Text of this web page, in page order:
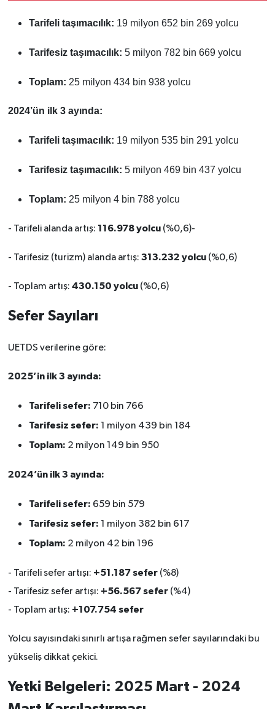
Tarifeli taşımacılık: 19 milyon 652 bin 269 yolcu
Tarifesiz taşımacılık: 5 milyon 782 bin 669 yolcu
Toplam: 25 milyon 434 bin 938 yolcu
2024’ün ilk 3 ayında:
Tarifeli taşımacılık: 19 milyon 535 bin 291 yolcu
Tarifesiz taşımacılık: 5 milyon 469 bin 437 yolcu
Toplam: 25 milyon 4 bin 788 yolcu
- Tarifeli alanda artış: 116.978 yolcu(%0,6)-
- Tarifesiz (turizm) alanda artış: 313.232 yolcu(%0,6)
- Toplam artış: 430.150 yolcu(%0,6)
Sefer Sayıları
UETDS verilerine göre:
2025’in ilk 3 ayında:
Tarifeli sefer: 710 bin 766
Tarifesiz sefer: 1 milyon 439 bin 184
Toplam: 2 milyon 149 bin 950
2024’ün ilk 3 ayında:
Tarifeli sefer: 659 bin 579
Tarifesiz sefer: 1 milyon 382 bin 617
Toplam: 2 milyon 42 bin 196
- Tarifeli sefer artışı: +51.187 sefer(%8)
- Tarifesiz sefer artışı: +56.567 sefer(%4)
- Toplam artış: +107.754 sefer
Yolcu sayısındaki sınırlı artışa rağmen sefer sayılarındaki bu
yükseliş dikkat çekici.
Yetki Belgeleri: 2025 Mart - 2024